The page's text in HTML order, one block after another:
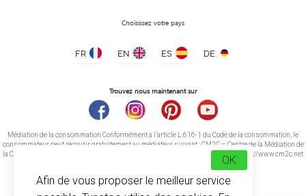
T-shirt Homme Bords Contrastés
Choisissez votre pays
FR EN ES DE
Trouvez nous maintenant sur
Médiation de la consommation Conformément à l’article L.616-1 du Code de la consommation, le
consommateur peut recourir gratuitement au médiateur suivant : CM2C – Centre de la Médiation de
la Consommation de Conciliateurs de Justice 14 rue Saint Jean 75017 Paris https://www.cm2c.net
Afin de vous proposer le meilleur service
OK